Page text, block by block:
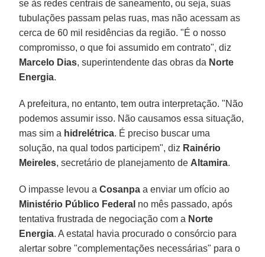
se às redes centrais de saneamento, ou seja, suas
tubulações passam pelas ruas, mas não acessam as
cerca de 60 mil residências da região. "É o nosso
compromisso, o que foi assumido em contrato", diz
Marcelo Dias, superintendente das obras da Norte
Energia.
A prefeitura, no entanto, tem outra interpretação. "Não
podemos assumir isso. Não causamos essa situação,
mas sim a hidrelétrica. É preciso buscar uma
solução, na qual todos participem", diz Rainério
Meireles, secretário de planejamento de Altamira.
O impasse levou aCosanpa a enviar um ofício ao
Ministério Público Federal no mês passado, após
tentativa frustrada de negociação com a Norte
Energia. A estatal havia procurado o consórcio para
alertar sobre "complementações necessárias" para o